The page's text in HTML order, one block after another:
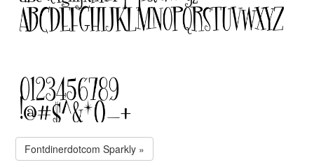
Fontdinerdotcom Sparkly »